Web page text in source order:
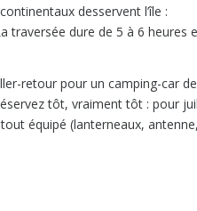
desservent l’île :
traversée dure de 5 à 6 heures
retour pour un camping-car
tôt, vraiment tôt : pour
équipé (lanterneaux,